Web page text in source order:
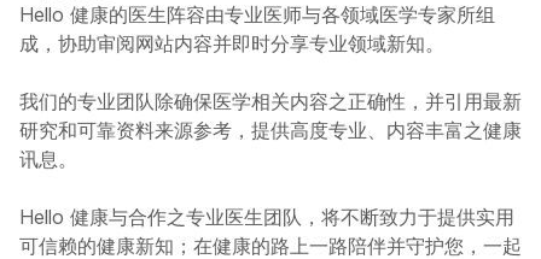
Hello 健康的医生阵容由专业医师与各领域医学专家所组
成，协助审阅网站内容并即时分享专业领域新知。
我们的专业团队除确保医学相关内容之正确性，并引用最新
研究和可靠资料来源参考，提供高度专业、内容丰富之健康
讯息。
Hello 健康与合作之专业医生团队，将不断致力于提供实用
可信赖的健康新知；在健康的路上一路陪伴并守护您，一起